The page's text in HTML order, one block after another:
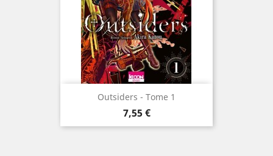
Outsiders - Tome 1
Prix
7,55 €